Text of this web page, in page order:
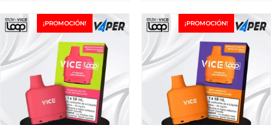
¡PROMOCIÓN! ¡PROMOCIÓN!